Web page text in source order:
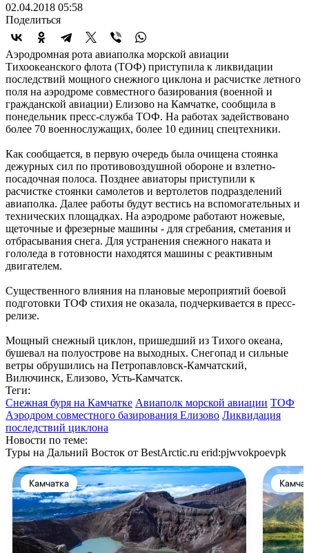
02.04.2018 05:58
Поделиться
Аэродромная рота авиаполка морской авиации
Тихоокеанского флота (ТОФ) приступила к ликвидации
последствий мощного снежного циклона и расчистке летного
поля на аэродроме совместного базирования (военной и
гражданской авиации) Елизово на Камчатке, сообщила в
понедельник пресс-служба ТОФ. На работах задействовано
более 70 военнослужащих, более 10 единиц спецтехники.
Как сообщается, в первую очередь была очищена стоянка
дежурных сил по противовоздушной обороне и взлетно-
посадочная полоса. Позднее авиаторы приступили к
расчистке стоянки самолетов и вертолетов подразделений
авиаполка. Далее работы будут вестись на вспомогательных и
технических площадках. На аэродроме работают ножевые,
щеточные и фрезерные машины - для сгребания, сметания и
отбрасывания снега. Для устранения снежного наката и
гололеда в готовности находятся машины с реактивным
двигателем.
Существенного влияния на плановые мероприятий боевой
подготовки ТОФ стихия не оказала, подчеркивается в пресс-
релизе.
Мощный снежный циклон, пришедший из Тихого океана,
бушевал на полуострове на выходных. Снегопад и сильные
ветры обрушились на Петропавловск-Камчатский,
Вилючинск, Елизово, Усть-Камчатск.
Теги:
Снежная буря на Камчатке Авиаполк морской авиации ТОФ
Аэродром совместного базирования Елизово Ликвидация
последствий циклона
Новости по теме:
Туры на Дальний Восток от BestArctic.ru erid:pjwvokpoevpk